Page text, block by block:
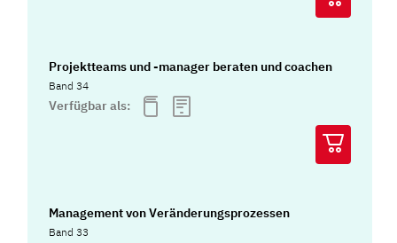
Projektteams und -manager beraten und coachen
Band 34
Verfügbar als:
Management von Veränderungsprozessen
Band 33